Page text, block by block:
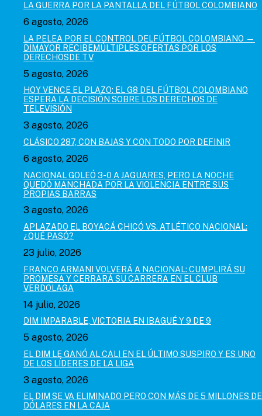
LA GUERRA POR LA PANTALLA DEL FÚTBOL COLOMBIANO
6 agosto, 2026
LA PELEA POR EL CONTROL DELFÚTBOL COLOMBIANO —
DIMAYOR RECIBEMÚLTIPLES OFERTAS POR LOS
DERECHOSDE TV
5 agosto, 2026
HOY VENCE EL PLAZO: EL G8 DEL FÚTBOL COLOMBIANO
ESPERA LA DECISIÓN SOBRE LOS DERECHOS DE
TELEVISIÓN
3 agosto, 2026
CLÁSICO 287, CON BAJAS Y CON TODO POR DEFINIR
6 agosto, 2026
NACIONAL GOLEÓ 3-0 A JAGUARES, PERO LA NOCHE
QUEDÓ MANCHADA POR LA VIOLENCIA ENTRE SUS
PROPIAS BARRAS
3 agosto, 2026
APLAZADO EL BOYACÁ CHICÓ VS. ATLÉTICO NACIONAL:
¿QUÉ PASÓ?
23 julio, 2026
FRANCO ARMANI VOLVERÁ A NACIONAL: CUMPLIRÁ SU
PROMESA Y CERRARÁ SU CARRERA EN EL CLUB
VERDOLAGA
14 julio, 2026
DIM IMPARABLE, VICTORIA EN IBAGUÉ Y 9 DE 9
5 agosto, 2026
EL DIM LE GANÓ AL CALI EN EL ÚLTIMO SUSPIRO Y ES UNO
DE LOS LÍDERES DE LA LIGA
3 agosto, 2026
EL DIM SE VA ELIMINADO PERO CON MÁS DE 5 MILLONES DE
DÓLARES EN LA CAJA